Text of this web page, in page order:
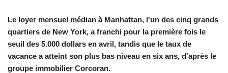
Le loyer mensuel médian à Manhattan, l'un des cinq grands
quartiers de New York, a franchi pour la première fois le
seuil des 5.000 dollars en avril, tandis que le taux de
vacance a atteint son plus bas niveau en six ans, d'après le
groupe immobilier Corcoran.